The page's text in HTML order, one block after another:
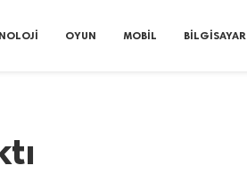
OYUN MOBIL BILGISAYAR